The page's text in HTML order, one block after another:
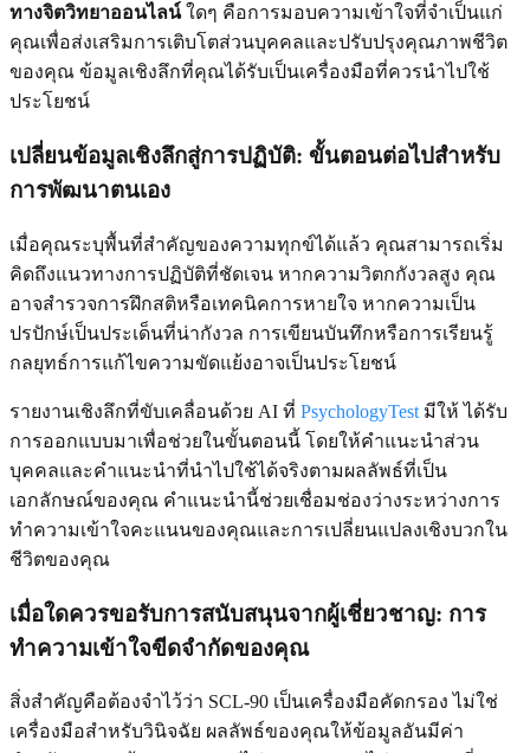
ทางจิตวิทยาออนไลน์ใดๆ คือการมอบความเข้าใจที่จำเป็นแก่
คุณเพื่อส่งเสริมการเติบโตส่วนบุคคลและปรับปรุงคุณภาพชีวิต
ของคุณ ข้อมูลเชิงลึกที่คุณได้รับเป็นเครื่องมือที่ควรนำไปใช้
ประโยชน์
เปลี่ยนข้อมูลเชิงลึกสู่การปฏิบัติ: ขั้นตอนต่อไปสำหรับ
การพัฒนาตนเอง
เมื่อคุณระบุพื้นที่สำคัญของความทุกข์ได้แล้ว คุณสามารถเริ่ม
คิดถึงแนวทางการปฏิบัติที่ชัดเจน หากความวิตกกังวลสูง คุณ
อาจสำรวจการฝึกสติหรือเทคนิคการหายใจ หากความเป็น
ปรปักษ์เป็นประเด็นที่น่ากังวล การเขียนบันทึกหรือการเรียนรู้
กลยุทธ์การแก้ไขความขัดแย้งอาจเป็นประโยชน์
รายงานเชิงลึกที่ขับเคลื่อนด้วย AI ที่ PsychologyTest มีให้ ได้รับ
การออกแบบมาเพื่อช่วยในขั้นตอนนี้ โดยให้คำแนะนำส่วน
บุคคลและคำแนะนำที่นำไปใช้ได้จริงตามผลลัพธ์ที่เป็น
เอกลักษณ์ของคุณ คำแนะนำนี้ช่วยเชื่อมช่องว่างระหว่างการ
ทำความเข้าใจคะแนนของคุณและการเปลี่ยนแปลงเชิงบวกใน
ชีวิตของคุณ
เมื่อใดควรขอรับการสนับสนุนจากผู้เชี่ยวชาญ: การ
ทำความเข้าใจขีดจำกัดของคุณ
สิ่งสำคัญคือต้องจำไว้ว่า SCL-90 เป็นเครื่องมือคัดกรอง ไม่ใช่
เครื่องมือสำหรับวินิจฉัย ผลลัพธ์ของคุณให้ข้อมูลอันมีค่า